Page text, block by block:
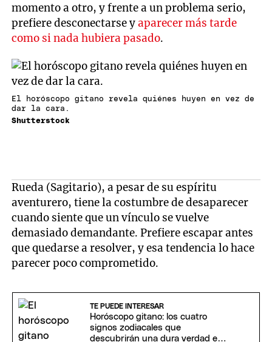
momento a otro, y frente a un problema serio,
prefiere desconectarse yaparecer más tarde
como si nada hubiera pasado.
El horóscopo gitano revela quiénes huyen en vez de
dar la cara.
Shutterstock
Rueda (Sagitario), a pesar de su espíritu
aventurero, tiene la costumbre de desaparecer
cuando siente que un vínculo se vuelve
demasiado demandante. Prefiere escapar antes
que quedarse a resolver, y esa tendencia lo hace
parecer poco comprometido.
TE PUEDE INTERESAR
Horóscopo gitano: los cuatro
signos zodiacales que
descubrirán una dura verdad en